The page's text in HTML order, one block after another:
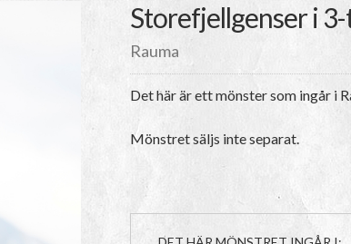
Storefjellgenser i
Rauma
Det här är ett mönster som ingår i
Mönstret säljs inte separat.